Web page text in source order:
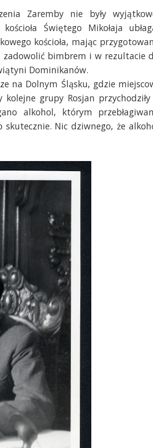
Zaremby nie były
Świętego Mikołaja
kościoła, mając
zadowolić bimbrem i w rezultacie
Dominikanów.
na Dolnym Śląsku, gdzie
grupy Rosjan
alkohol, którym
skutecznie. Nic dziwnego, że